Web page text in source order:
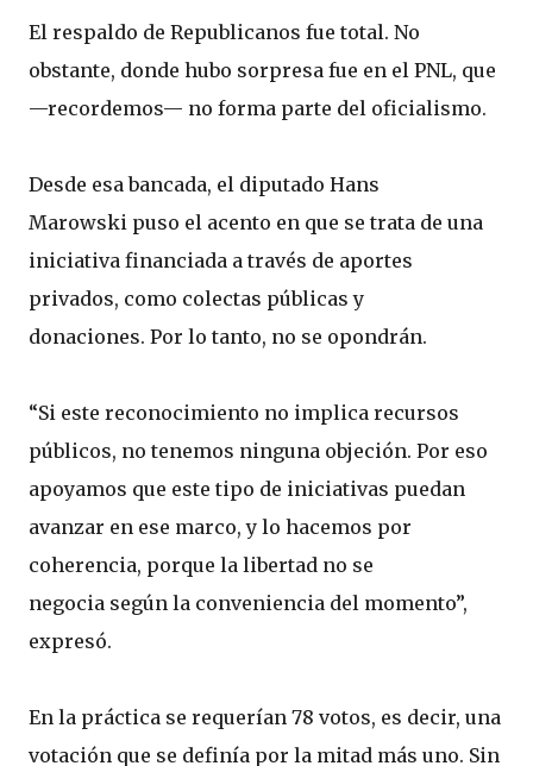
El respaldo de Republicanos fue total. No
obstante, donde hubo sorpresa fue en el PNL, que
—recordemos— no forma parte del oficialismo.
Desde esa bancada, el diputado Hans
Marowski puso el acento en que se trata de una
iniciativa financiada a través de aportes
privados, como colectas públicas y
donaciones. Por lo tanto, no se opondrán.
“Si este reconocimiento no implica recursos
públicos, no tenemos ninguna objeción. Por eso
apoyamos que este tipo de iniciativas puedan
avanzar en ese marco, y lo hacemos por
coherencia, porque la libertad no se
negocia según la conveniencia del momento”,
expresó.
En la práctica se requerían 78 votos, es decir, una
votación que se definía por la mitad más uno. Sin